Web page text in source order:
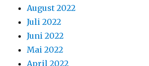
August 2022
Juli 2022
Juni 2022
Mai 2022
April 2022